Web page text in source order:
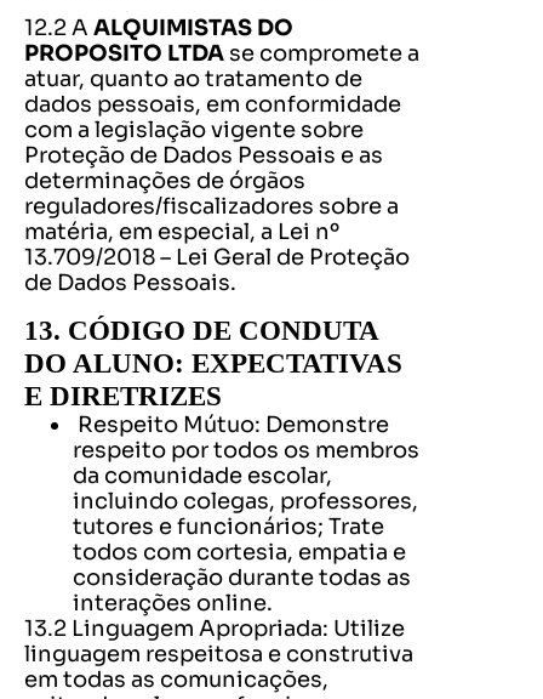
12.2 A ALQUIMISTAS DO
PROPOSITO LTDA se compromete a
atuar, quanto ao tratamento de
dados pessoais, em conformidade
com a legislação vigente sobre
Proteção de Dados Pessoais e as
determinações de órgãos
reguladores/fiscalizadores sobre a
matéria, em especial, a Lei nº
13.709/2018 – Lei Geral de Proteção
de Dados Pessoais.
13. CÓDIGO DE CONDUTA
DO ALUNO: EXPECTATIVAS
E DIRETRIZES
Respeito Mútuo: Demonstre
respeito por todos os membros
da comunidade escolar,
incluindo colegas, professores,
tutores e funcionários; Trate
todos com cortesia, empatia e
consideração durante todas as
interações online.
13.2 Linguagem Apropriada: Utilize
linguagem respeitosa e construtiva
em todas as comunicações,